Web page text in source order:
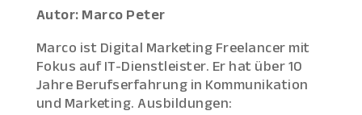
Autor: Marco Peter
Marco ist Digital Marketing Freelancer mit
Fokus auf IT-Dienstleister. Er hat über 10
Jahre Berufserfahrung in Kommunikation
und Marketing. Ausbildungen: